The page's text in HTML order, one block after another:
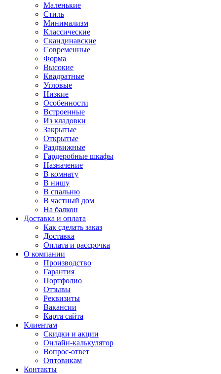
Маленькие
Стиль
Минимализм
Классические
Скандинавские
Современные
Форма
Высокие
Квадратные
Угловые
Низкие
Особенности
Встроенные
Из кладовки
Закрытые
Открытые
Раздвижные
Гардеробные шкафы
Назначение
В комнату
В нишу
В спальню
В частный дом
На балкон
Доставка и оплата
Как сделать заказ
Доставка
Оплата и рассрочка
О компании
Производство
Гарантия
Портфолио
Отзывы
Реквизиты
Вакансии
Карта сайта
Клиентам
Скидки и акции
Онлайн-калькулятор
Вопрос-ответ
Оптовикам
Контакты